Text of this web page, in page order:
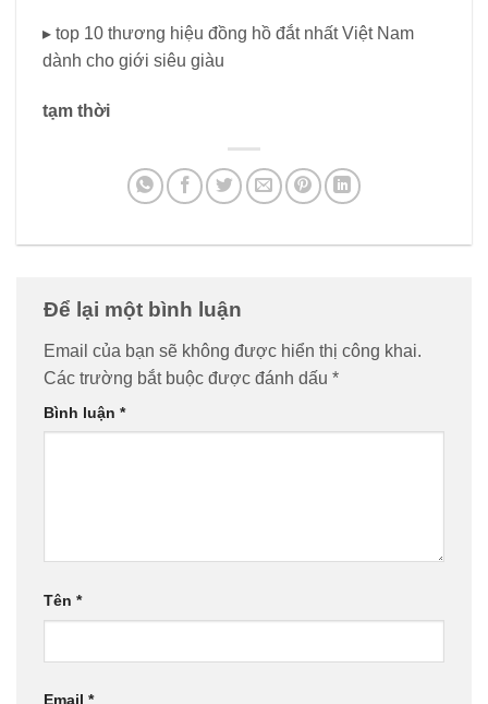
▸ top 10 thương hiệu đồng hồ đắt nhất Việt Nam
dành cho giới siêu giàu
tạm thời
Để lại một bình luận
Email của bạn sẽ không được hiển thị công khai.
Các trường bắt buộc được đánh dấu *
Bình luận *
Tên *
Email *